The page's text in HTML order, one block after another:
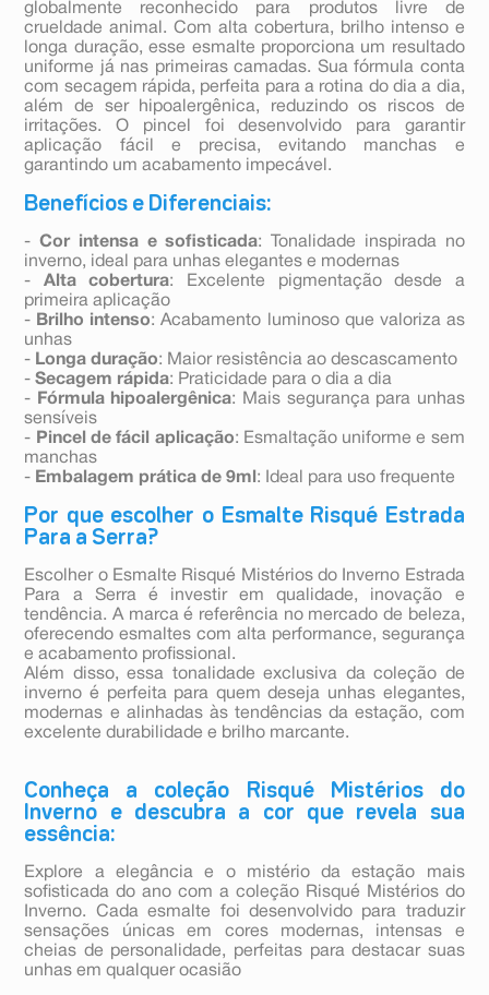
globalmente reconhecido para produtos livre de
crueldade animal. Com alta cobertura, brilho intenso e
longa duração, esse esmalte proporciona um resultado
uniforme já nas primeiras camadas. Sua fórmula conta
com secagem rápida, perfeita para a rotina do dia a dia,
além de ser hipoalergênica, reduzindo os riscos de
irritações. O pincel foi desenvolvido para garantir
aplicação fácil e precisa, evitando manchas e
garantindo um acabamento impecável.
Benefícios e Diferenciais:
-Cor intensa e sofisticada: Tonalidade inspirada no
inverno, ideal para unhas elegantes e modernas
- Alta cobertura: Excelente pigmentação desde a
primeira aplicação
- Brilho intenso: Acabamento luminoso que valoriza as
unhas
- Longa duração: Maior resistência ao descascamento
-Secagem rápida: Praticidade para o dia a dia
-
Fórmula hipoalergênica: Mais segurança para unhas
sensíveis
- Pincel de fácil aplicação: Esmaltação uniforme e sem
manchas
- Embalagem prática de 9ml : Ideal para uso frequente
Por que escolher o Esmalte Risqué Estrada
Para a Serra?
Escolher o Esmalte Risqué Mistérios do Inverno Estrada
Para a Serra é investir em qualidade, inovação e
tendência. A marca é referência no mercado de beleza,
oferecendo esmaltes com alta performance, segurança
e acabamento profissional.
Além disso, essa tonalidade exclusiva da coleção de
inverno é perfeita para quem deseja unhas elegantes,
modernas e alinhadas às tendências da estação, com
excelente durabilidade e brilho marcante.
Conheça a coleção Risqué Mistérios do
Inverno e descubra a cor que revela sua
essência:
Explore a elegância e o mistério da estação mais
sofisticada do ano com a coleção Risqué Mistérios do
Inverno. Cada esmalte foi desenvolvido para traduzir
sensações únicas em cores modernas, intensas e
cheias de personalidade, perfeitas para destacar suas
unhas em qualquer ocasião